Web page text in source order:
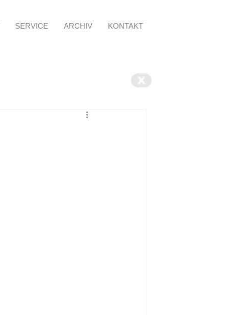
SERVICE ARCHIV KONTAKT
X